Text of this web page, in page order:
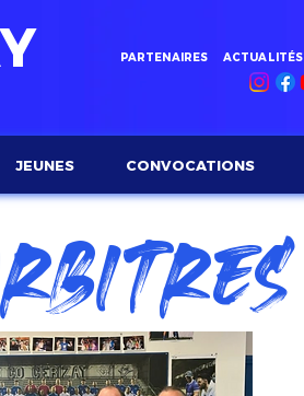
PARTENAIRES ACTUALITÉS
JEUNES CONVOCATIONS